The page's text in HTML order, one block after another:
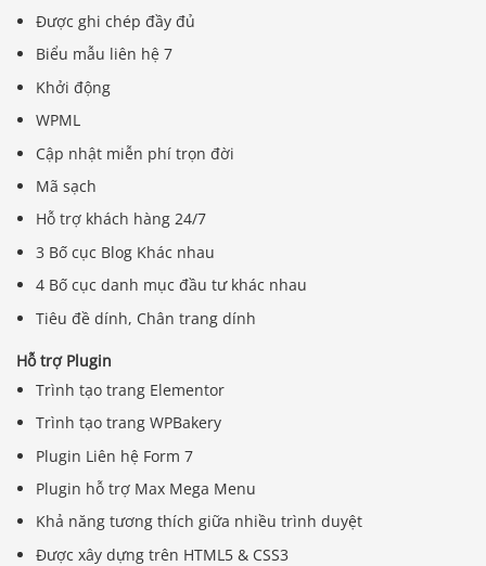
Được ghi chép đầy đủ
Biểu mẫu liên hệ 7
Khởi động
WPML
Cập nhật miễn phí trọn đời
Mã sạch
Hỗ trợ khách hàng 24/7
3 Bố cục Blog Khác nhau
4 Bố cục danh mục đầu tư khác nhau
Tiêu đề dính, Chân trang dính
Hỗ trợ Plugin
Trình tạo trang Elementor
Trình tạo trang WPBakery
Plugin Liên hệ Form 7
Plugin hỗ trợ Max Mega Menu
Khả năng tương thích giữa nhiều trình duyệt
Được xây dựng trên HTML5 & CSS3